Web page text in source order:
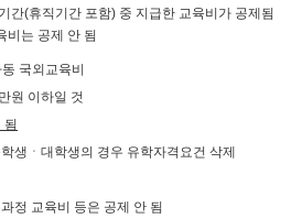
간(휴직기간 포함) 중 지급한 교육비가 공제됨
비는 공제 안 됨
국외교육비
원 이하일 것
됨
생ㆍ대학생의 경우 유학자격요건 삭제
정 교육비 등은 공제 안 됨